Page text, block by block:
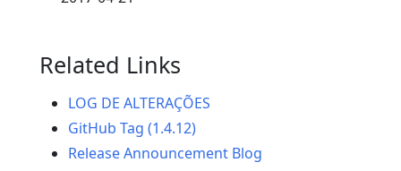
Related Links
LOG DE ALTERAÇÕES
GitHub Tag (1.4.12)
Release Announcement Blog